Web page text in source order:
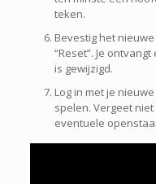
teken.
Bevestig het
“Reset”. Je
is gewijzigd.
Log in met je
spelen. Vergeet
eventuele